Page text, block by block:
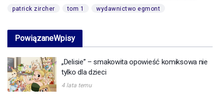
patrick zircher
tom 1 wydawnictwo egmont
PowiązaneWpisy
„Delisie” – smakowita opowieść komiksowa nie
tylko dla dzieci
4 lata temu